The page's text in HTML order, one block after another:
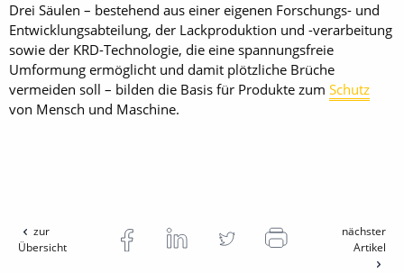
Drei Säulen – bestehend aus einer eigenen Forschungs- und
Entwicklungsabteilung, der Lackproduktion und -verarbeitung
sowie der KRD-Technologie, die eine spannungsfreie
Umformung ermöglicht und damit plötzliche Brüche
vermeiden soll – bilden die Basis für Produkte zum Schutz
von Mensch und Maschine.
zur
Übersicht
nächster
Artikel